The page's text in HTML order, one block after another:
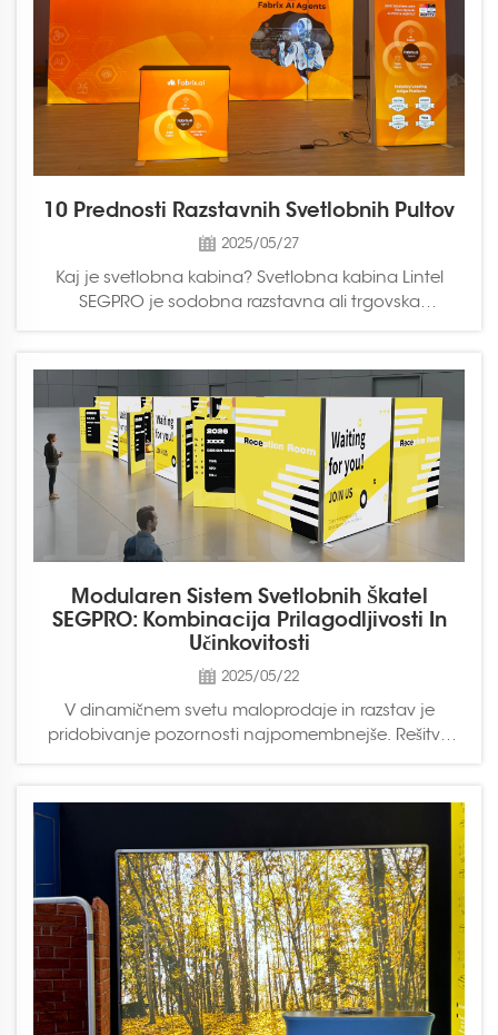
10 Prednosti Razstavnih Svetlobnih Pultov
2025/05/27
Kaj je svetlobna kabina? Svetlobna kabina Lintel
SEGPRO je sodobna razstavna ali trgovska
vizualno privlačnih predstavitev. Te kabine so
zasnovane za izboljšanje prepoznavnosti blagovne
znamke ...
Modularen Sistem Svetlobnih Škatel
SEGPRO: Kombinacija Prilagodljivosti In
Učinkovitosti
2025/05/22
V dinamičnem svetu maloprodaje in razstav je
pridobivanje pozornosti najpomembnejše. Rešitve
namestitev ter ponujajo raznolike konfiguracije za